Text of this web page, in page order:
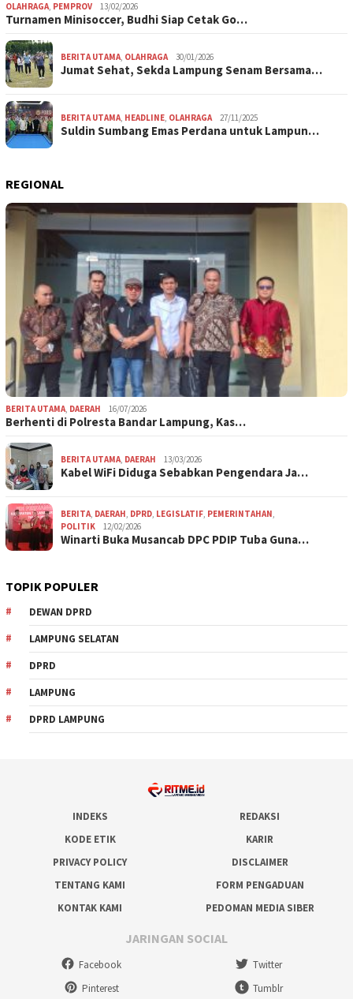
OLAHRAGA, PEMPROV 13/02/2026
Turnamen Minisoccer, Budhi Siap Cetak Go…
BERITA UTAMA, OLAHRAGA 30/01/2026
Jumat Sehat, Sekda Lampung Senam Bersama…
BERITA UTAMA, HEADLINE, OLAHRAGA 27/11/2025
Suldin Sumbang Emas Perdana untuk Lampun…
REGIONAL
BERITA UTAMA, DAERAH 16/07/2026
Berhenti di Polresta Bandar Lampung, Kas…
BERITA UTAMA, DAERAH 13/03/2026
Kabel WiFi Diduga Sebabkan Pengendara Ja…
BERITA, DAERAH, DPRD, LEGISLATIF, PEMERINTAHAN,
POLITIK
12/02/2026
Winarti Buka Musancab DPC PDIP Tuba Guna…
TOPIK POPULER
DEWAN DPRD
LAMPUNG SELATAN
DPRD
LAMPUNG
DPRD LAMPUNG
INDEKS
REDAKSI
KODE ETIK
KARIR
PRIVACY POLICY
DISCLAIMER
TENTANG KAMI
FORM PENGADUAN
KONTAK KAMI
PEDOMAN MEDIA SIBER
JARINGAN SOCIAL
Facebook
Twitter
Pinterest
Tumblr